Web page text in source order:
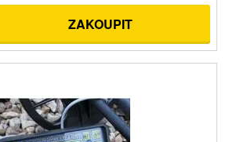
ZAKOUPIT